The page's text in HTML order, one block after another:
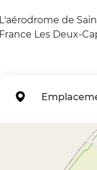
L'aérodrome de
France Les Deux-